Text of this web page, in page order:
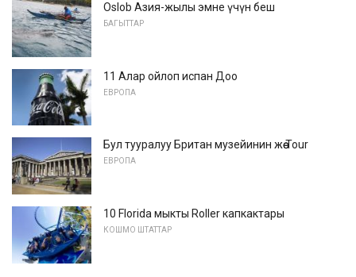
Oslob Азия-жылы эмне үчүн беш
БАГЫТТАР
11 Алар ойлоп испан Доо
ЕВРОПА
Бул тууралуу Британ музейинин жөө Tour
ЕВРОПА
10 Florida мыкты Roller капкактары
КОШМО ШТАТТАР